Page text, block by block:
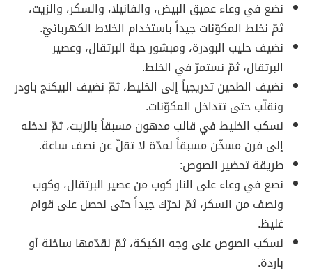
نضع في وعاء عميق البيض، والفانيلا، والسكر، والزيت،
ثمّ نخلط المكوّنات جيداً باستخدام الخلاط الكهربائيّ.
نضيف حليب البودرة، ومبشور حبة البرتقال، وعصير
البرتقال، ثمّ نستمرّ في الخلط.
نضيف الطحين تدريجياً إلى الخليط، ثمّ نضيف البيكنج باودر
ونقلّب حتى تتداخل المكوّنات.
نسكب الخليط في قالب مدهون مسبقاً بالزيت، ثمّ ندخله
إلى فرن مسخّن مسبقاً لمدّة لا تقلّ عن نصف ساعة.
طريقة تحضير الصوص:
نصع في وعاء على النار كوب من عصير البرتقال، وكوب
ونصف من السكر، ثمّ نحرّك جيداً حتى نحصل على قوام
غليظ.
نسكب الصوص على وجه الكيكة، ثمّ نقدّمها ساخنة أو
باردة.